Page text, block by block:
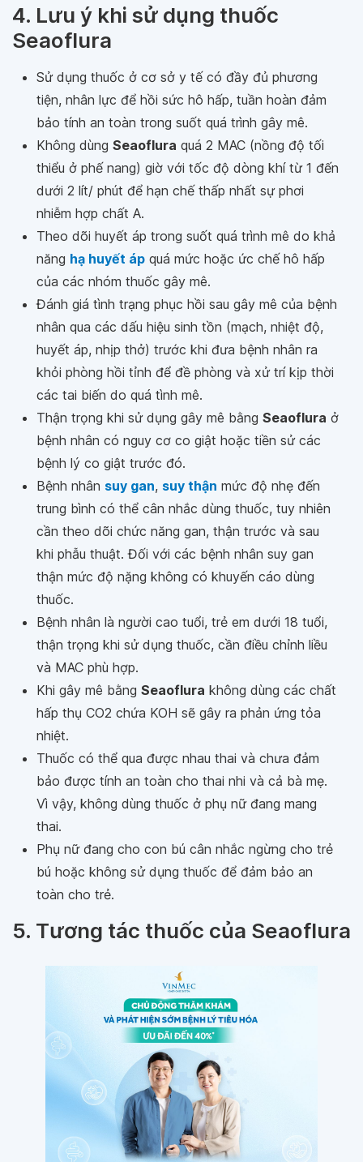
4. Lưu ý khi sử dụng thuốc
Seaoflura
Sử dụng thuốc ở cơ sở y tế có đầy đủ phương
tiện, nhân lực để hồi sức hô hấp, tuần hoàn đảm
bảo tính an toàn trong suốt quá trình gây mê.
Không dùng Seaoflura quá 2 MAC (nồng độ tối
thiểu ở phế nang) giờ với tốc độ dòng khí từ 1 đến
dưới 2 lít/ phút để hạn chế thấp nhất sự phơi
nhiễm hợp chất A.
Theo dõi huyết áp trong suốt quá trình mê do khả
năng hạ huyết áp quá mức hoặc ức chế hô hấp
của các nhóm thuốc gây mê.
Đánh giá tình trạng phục hồi sau gây mê của bệnh
nhân qua các dấu hiệu sinh tồn (mạch, nhiệt độ,
huyết áp, nhịp thở) trước khi đưa bệnh nhân ra
khỏi phòng hồi tỉnh để đề phòng và xử trí kịp thời
các tai biến do quá tình mê.
Thận trọng khi sử dụng gây mê bằng Seaoflura ở
bệnh nhân có nguy cơ co giật hoặc tiền sử các
bệnh lý co giật trước đó.
Bệnh nhân suy gan, suy thận mức độ nhẹ đến
trung bình có thể cân nhắc dùng thuốc, tuy nhiên
cần theo dõi chức năng gan, thận trước và sau
khi phẫu thuật. Đối với các bệnh nhân suy gan
thận mức độ nặng không có khuyến cáo dùng
thuốc.
Bệnh nhân là người cao tuổi, trẻ em dưới 18 tuổi,
thận trọng khi sử dụng thuốc, cần điều chỉnh liều
và MAC phù hợp.
Khi gây mê bằng Seaoflura không dùng các chất
hấp thụ CO2 chứa KOH sẽ gây ra phản ứng tỏa
nhiệt.
Thuốc có thể qua được nhau thai và chưa đảm
bảo được tính an toàn cho thai nhi và cả bà mẹ.
Vì vậy, không dùng thuốc ở phụ nữ đang mang
thai.
Phụ nữ đang cho con bú cân nhắc ngừng cho trẻ
bú hoặc không sử dụng thuốc để đảm bảo an
toàn cho trẻ.
5. Tương tác thuốc của Seaoflura